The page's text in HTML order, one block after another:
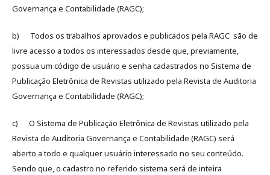
Governança e Contabilidade (RAGC);
b) Todos os trabalhos aprovados e publicados pela RAGC são de
livre acesso a todos os interessados desde que, previamente,
possua um código de usuário e senha cadastrados no Sistema de
Publicação Eletrônica de Revistas utilizado pela Revista de Auditoria
Governança e Contabilidade (RAGC);
c) O Sistema de Publicação Eletrônica de Revistas utilizado pela
Revista de Auditoria Governança e Contabilidade (RAGC) será
aberto a todo e qualquer usuário interessado no seu conteúdo.
Sendo que, o cadastro no referido sistema será de inteira